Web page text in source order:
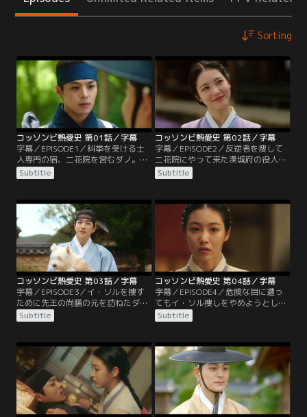
Sorting
コッソンビ熱愛史 第01話／字幕
字幕／EPISODE1／科挙を受ける士
人専門の宿、二花院を営むダノ。客
を探すために街へ出るが、ある男か
ら結婚をせまられる。そこへ通りす
しかし、駆けつけた役人に妓房で無
銭飲食をしたことをとがめられ、シ
ヨルは連行されてしまう。その後も
客探しを続けるダノは、はたご屋で
サンと出会う。
Subtitle
コッソンビ熱愛史 第02話／字幕
字幕／EPISODE2／反逆者を捜して
二花院にやって来た漢城府の役人た
ち。二花院で過ごす3人の士人に号
牌を見せるように伝える。一方、父
富営閣から来たと聞いたダノ。ファ
リョンへ会いに行くが、実際には富
営閣ではなくチャン判官から借りた
お金だと聞かされる。
Subtitle
コッソンビ熱愛史 第03話／字幕
字幕／EPISODE3／イ・ソルを捜す
ために先王の尚膳の元を訪ねたダ
ノ。廃嬪の奴婢だったモクセという
男が果川県に住んでいると聞き、捜
と、くるぶしに赤い斑点があるとい
う特徴を聞き出すことに成功する。
一方3人の士人たちは、宿を空けて
ばかりいるダノが何をしているのか
気になり始める。
Subtitle
コッソンビ熱愛史 第04話／字幕
字幕／EPISODE4／危険な目に遭っ
てもイ・ソル捜しをやめようとしな
いダノを見て、みんなで一緒にイ・
ソルを捜そうと提案したユハ。初め
ようとするシヨルのせいで、しぶし
ぶ提案を受け入れることにする。一
方、大妃が王子に会おうともしない
ことに不満を抱くパク貴人。そのこ
とをイ・チャンに伝えるが、王子が
偽者だと見抜かれ…。
Subtitle